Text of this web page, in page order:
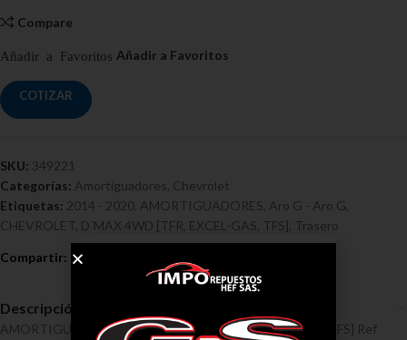
Compare
COTIZAR
SKU: 349221
Categorías: Amortiguadores Chevrolet
Etiquetas: 2014 - 2020 AMORTIGUADORES Aro G - Aro G
CHEVROLET D´MAX 4WD [TFR EXCEL-GAS TFS] Trasero
Descripción
AMORTIGUADORES / CHEVROLET / D´MAX 4WD [TFR, TFS] Ref